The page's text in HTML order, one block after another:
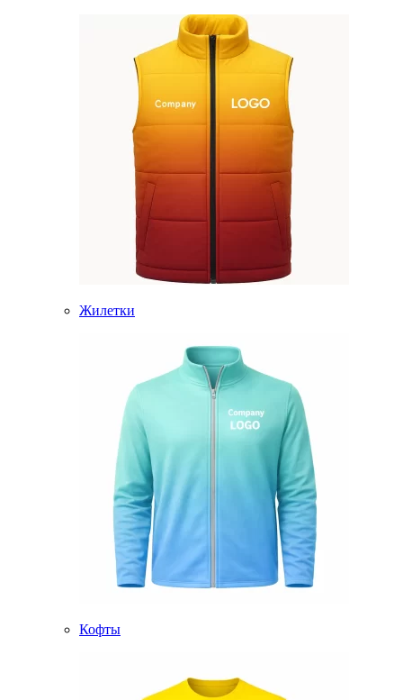
Жилетки
Кофты